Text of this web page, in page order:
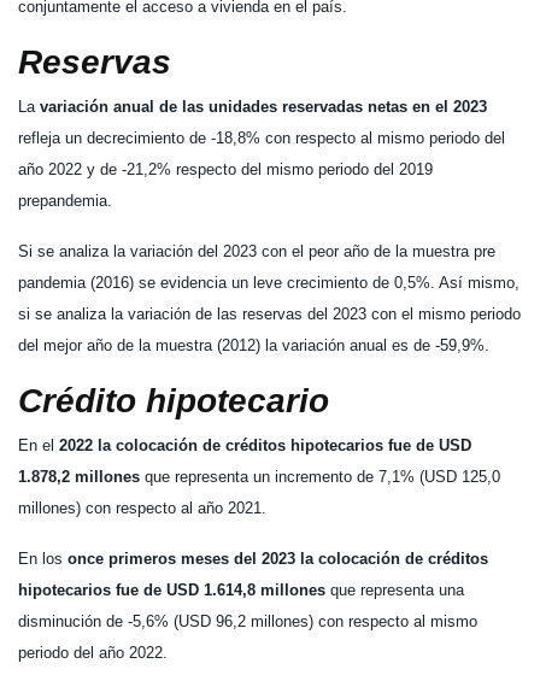
conjuntamente el acceso a vivienda en el país.
Reservas
La variación anual de las unidades reservadas netas en el 2023
refleja un decrecimiento de -18,8% con respecto al mismo periodo del
año 2022 y de -21,2% respecto del mismo periodo del 2019
prepandemia.
Si se analiza la variación del 2023 con el peor año de la muestra pre
pandemia (2016) se evidencia un leve crecimiento de 0,5%. Así mismo,
si se analiza la variación de las reservas del 2023 con el mismo periodo
del mejor año de la muestra (2012) la variación anual es de -59,9%.
Crédito hipotecario
En el 2022 la colocación de créditos hipotecarios fue de USD
1.878,2 millones que representa un incremento de 7,1% (USD 125,0
millones) con respecto al año 2021.
En los once primeros meses del 2023 la colocación de créditos
hipotecarios fue de USD 1.614,8 millones que representa una
disminución de -5,6% (USD 96,2 millones) con respecto al mismo
periodo del año 2022.